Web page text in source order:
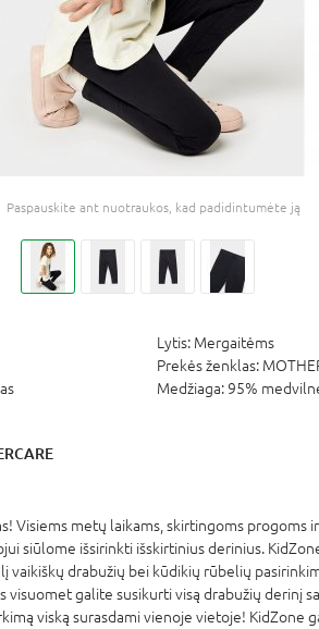
Paspauskite ant nuotraukos, kad padidintumėte ją
Lytis: Mergaitėms
Prekės ženklas:
Medžiaga: 95%
Visiems metų laikams, skirtingoms progoms
siūlome išsirinkti išskirtinius derinius.
vaikiškų drabužių bei kūdikių rūbelių
visuomet galite susikurti visą drabužių derinį
viską surasdami vienoje vietoje! KidZone